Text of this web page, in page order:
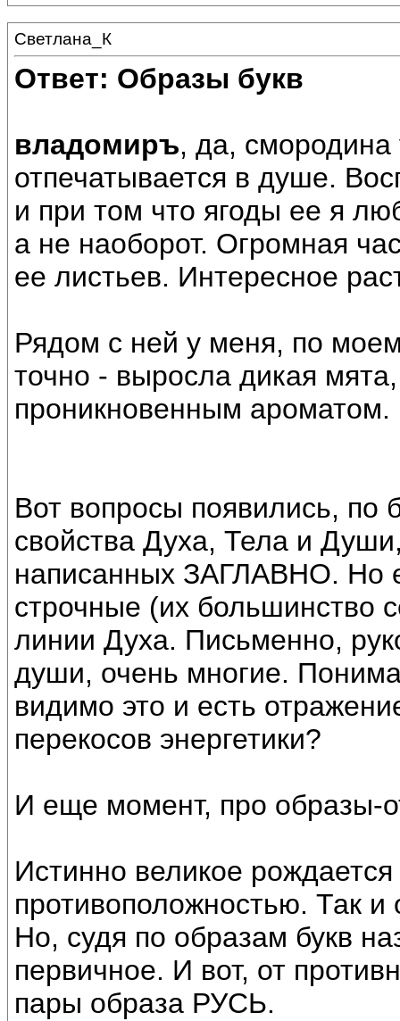
Светлана_К
Ответ: Образы букв
владомиръ, да, смородина
отпечатывается в душе.
и при том что ягоды ее я
а не наоборот. Огромная
ее листьев. Интересное
Рядом с ней у меня, по
точно - выросла дикая
проникновенным ароматом.
Вот вопросы появились, по
свойства Духа, Тела и
написанных ЗАГЛАВНО. Но
строчные (их большинство
линии Духа. Письменно,
души, очень многие.
видимо это и есть
перекосов энергетики?
И еще момент, про образы-
Истинно великое
противоположностью. Так
Но, судя по образам букв
первичное. И вот, от
пары образа РУСЬ.